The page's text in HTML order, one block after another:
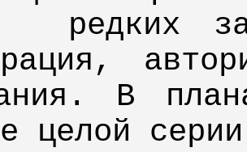
редких
В
целой